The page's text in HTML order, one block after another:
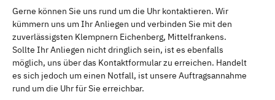
Gerne können Sie uns rund um die Uhr kontaktieren. Wir
kümmern uns um Ihr Anliegen und verbinden Sie mit den
zuverlässigsten Klempnern Eichenberg, Mittelfrankens.
Sollte Ihr Anliegen nicht dringlich sein, ist es ebenfalls
möglich, uns über das Kontaktformular zu erreichen. Handelt
es sich jedoch um einen Notfall, ist unsere Auftragsannahme
rund um die Uhr für Sie erreichbar.